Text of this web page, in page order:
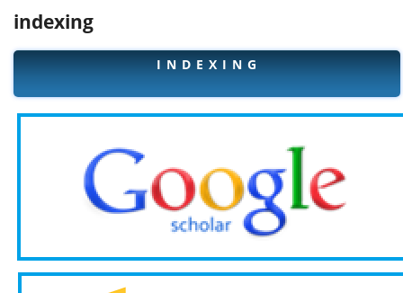
indexing
I N D E X I N G